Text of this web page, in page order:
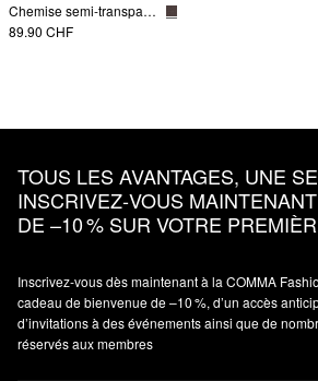
Chemise semi-transparente à col montant
89.90 CHF
TOUS LES AVANTAGES, UNE
INSCRIVEZ‑VOUS
DE –10 % SUR VOTRE
Inscrivez‑vous dès maintenant à la COMMA
cadeau de bienvenue de –10 %, d’un accès
d’invitations à des événements ainsi que de
réservés aux membres